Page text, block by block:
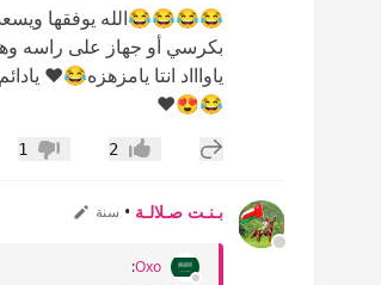
😂😂😂😂الله يوفقها
بكرسي أو جهاز على راسه
ياواااد انتا يامزهزه😂♥️
😂😍♥️
إضافة رد جديد
إعجاب2 عدم إعجاب
1
بـنـت صـلالـة • سنة
Oxo
: